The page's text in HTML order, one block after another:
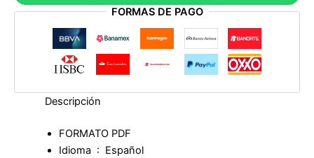
Noelia
FORMAS DE PAGO
Descripción
FORMATO PDF
Idioma ‏ : ‎ Español